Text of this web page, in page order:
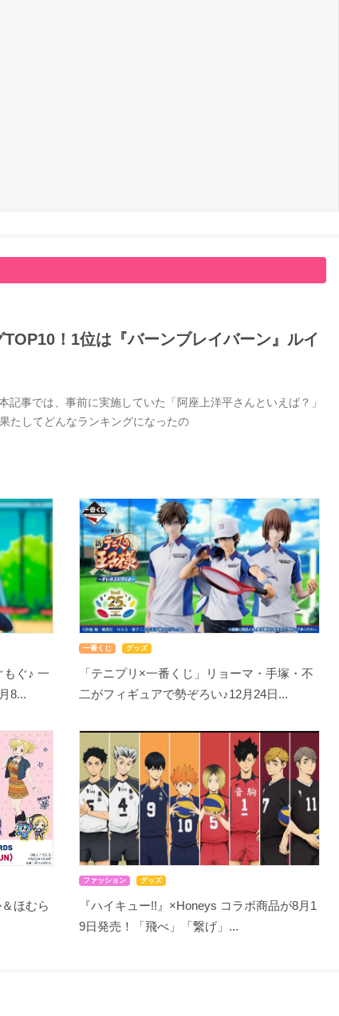
！1位は『バーンブレイバーン』ルイ
事では、事前に実施していた「阿座上洋平さんといえば？」
たしてどんなランキングになったの
ぐ♪ 一
8...
一番くじ グッズ
「テニプリ×一番くじ」リョーマ・手塚・不
二がフィギュアで勢ぞろい♪12月24日...
ほむら
ファッション グッズ
『ハイキュー!!』×Honeys コラボ商品が8月1
9日発売！「飛べ」「繋げ」...